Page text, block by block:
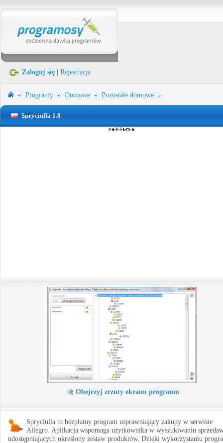
Zaloguj się Rejestracja
Programy Domowe Pozostałe domowe
Spryciulla 1.0
Obejrzyj zrzuty ekranu programu
Spryciulla to bezpłatny program usprawniający zakupy w serwisie
Allegro. Aplikacja wspomaga użytkownika w wyszukiwaniu
udostępniających określony zestaw produktów. Dzięki wykorzystaniu